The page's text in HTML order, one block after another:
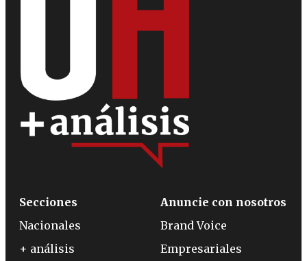
Secciones
Nacionales
+ análisis
Anuncie con nosotros
Brand Voice
Empresariales